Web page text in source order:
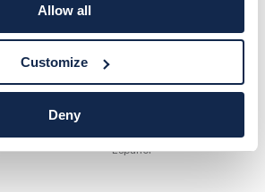
Allow all
Customize
Deny
Español